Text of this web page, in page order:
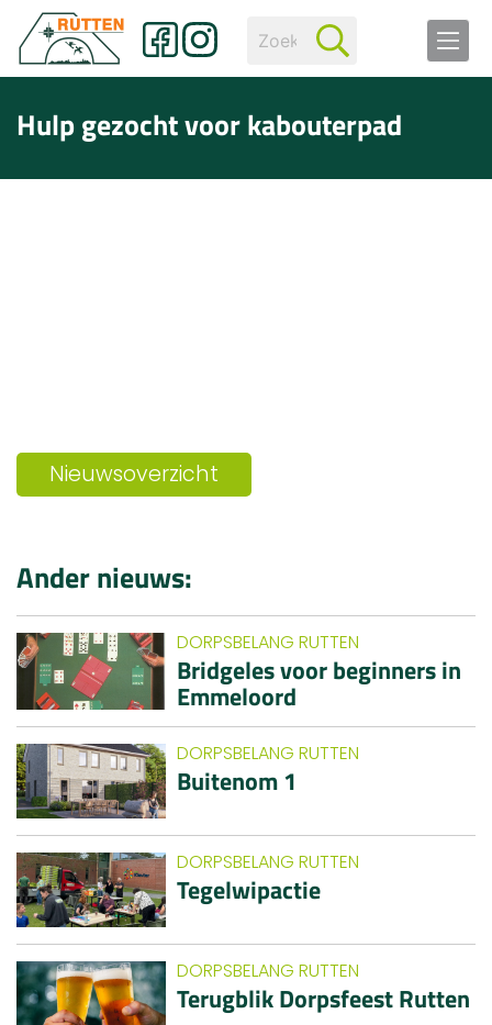
Hulp gezocht voor kabouterpad
Nieuwsoverzicht
Ander nieuws:
DORPSBELANG RUTTEN
Bridgeles voor beginners in
Emmeloord
DORPSBELANG RUTTEN
Buitenom 1
DORPSBELANG RUTTEN
Tegelwipactie
DORPSBELANG RUTTEN
Terugblik Dorpsfeest Rutten